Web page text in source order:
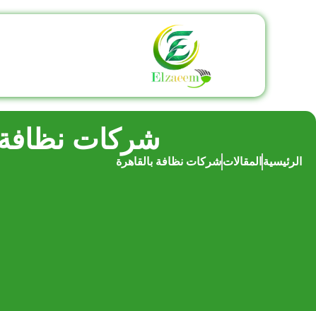
شركات نظافة
الرئيسية المقالاتشركات نظافة بالقاهرة